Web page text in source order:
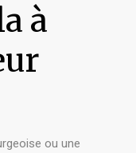
à
ou une